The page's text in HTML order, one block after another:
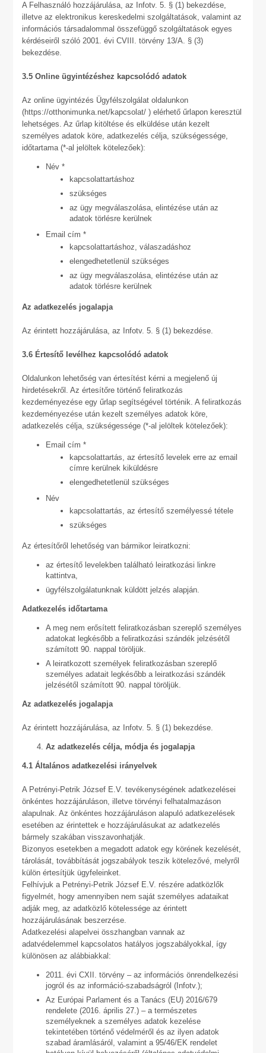
A Felhasználó hozzájárulása, az Infotv. 5. § (1) bekezdése,
illetve az elektronikus kereskedelmi szolgáltatások, valamint az
információs társadalommal összefüggő szolgáltatások egyes
kérdéseiről szóló 2001. évi CVIII. törvény 13/A. § (3)
bekezdése.
3.5 Online ügyintézéshez kapcsolódó adatok
Az online ügyintézés Ügyfélszolgálat oldalunkon
(https://otthonimunka.net/kapcsolat/ ) elérhető űrlapon keresztül
lehetséges. Az űrlap kitöltése és elküldése után kezelt
személyes adatok köre, adatkezelés célja, szükségessége,
időtartama (*-al jelöltek kötelezőek):
Név *
kapcsolattartáshoz
szükséges
az ügy megválaszolása, elintézése után az
adatok törlésre kerülnek
Email cím *
kapcsolattartáshoz, válaszadáshoz
elengedhetetlenül szükséges
az ügy megválaszolása, elintézése után az
adatok törlésre kerülnek
Az adatkezelés jogalapja
Az érintett hozzájárulása, az Infotv. 5. § (1) bekezdése.
3.6 Értesítő levélhez kapcsolódó adatok
Oldalunkon lehetőség van értesítést kérni a megjelenő új
hirdetésekről. Az értesítőre történő feliratkozás
kezdeményezése egy űrlap segítségével történik. A feliratkozás
kezdeményezése után kezelt személyes adatok köre,
adatkezelés célja, szükségessége (*-al jelöltek kötelezőek):
Email cím *
kapcsolattartás, az értesítő levelek erre az email
címre kerülnek kiküldésre
elengedhetetlenül szükséges
Név
kapcsolattartás, az értesítő személyessé tétele
szükséges
Az értesítőről lehetőség van bármikor leiratkozni:
az értesítő levelekben található leiratkozási linkre
kattintva,
ügyfélszolgálatunknak küldött jelzés alapján.
Adatkezelés időtartama
A meg nem erősített feliratkozásban szereplő személyes
adatokat legkésőbb a feliratkozási szándék jelzésétől
számított 90. nappal töröljük.
A leiratkozott személyek feliratkozásban szereplő
személyes adatait legkésőbb a leiratkozási szándék
jelzésétől számított 90. nappal töröljük.
Az adatkezelés jogalapja
Az érintett hozzájárulása, az Infotv. 5. § (1) bekezdése.
Az adatkezelés célja, módja és jogalapja
4.1 Általános adatkezelési irányelvek
A Petrényi-Petrik József E.V. tevékenységének adatkezelései
önkéntes hozzájáruláson, illetve törvényi felhatalmazáson
alapulnak. Az önkéntes hozzájáruláson alapuló adatkezelések
esetében az érintettek e hozzájárulásukat az adatkezelés
bármely szakában visszavonhatják.
Bizonyos esetekben a megadott adatok egy körének kezelését,
tárolását, továbbítását jogszabályok teszik kötelezővé, melyről
külön értesítjük ügyfeleinket.
Felhívjuk a Petrényi-Petrik József E.V. részére adatközlők
figyelmét, hogy amennyiben nem saját személyes adataikat
adják meg, az adatközlő kötelessége az érintett
hozzájárulásának beszerzése.
Adatkezelési alapelvei összhangban vannak az
adatvédelemmel kapcsolatos hatályos jogszabályokkal, így
különösen az alábbiakkal:
2011. évi CXII. törvény – az információs önrendelkezési
jogról és az információ-szabadságról (Infotv.);
Az Európai Parlament és a Tanács (EU) 2016/679
rendelete (2016. április 27.) – a természetes
személyeknek a személyes adatok kezelése
tekintetében történő védelméről és az ilyen adatok
szabad áramlásáról, valamint a 95/46/EK rendelet